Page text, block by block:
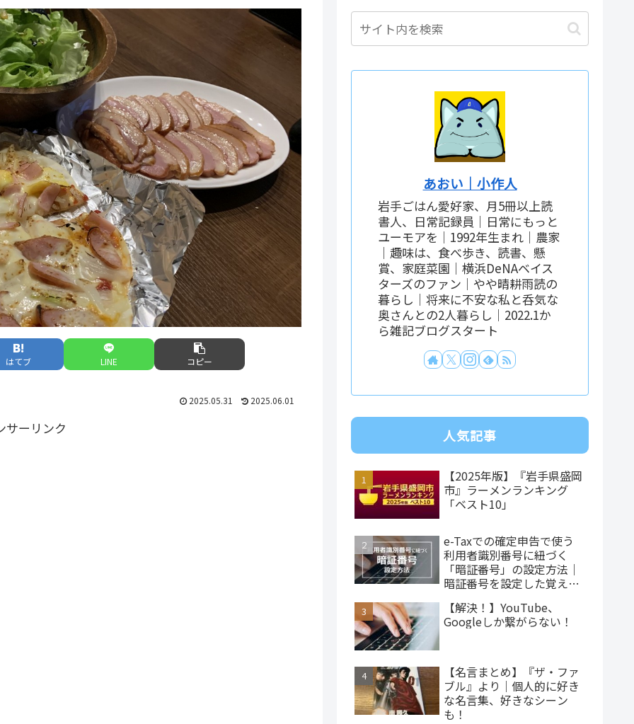
はてブ LINE コピー
2025.05.31 2025.06.01
サーリンク
あおい｜小作人
岩手ごはん愛好家、月5冊以上読
書人、日常記録員｜日常にもっと
ユーモアを｜1992年生まれ｜農家
｜趣味は、食べ歩き、読書、懸
賞、家庭菜園｜横浜DeNAベイス
ターズのファン｜やや晴耕雨読の
暮らし｜将来に不安な私と呑気な
奥さんとの2人暮らし｜2022.1か
ら雑記ブログスタート
人気記事
【2025年版】『岩手県盛岡
市』ラーメンランキング
「ベスト10」
e-Taxでの確定申告で使う
利用者識別番号に紐づく
「暗証番号」の設定方法｜
暗証番号を設定した覚えが
【解決！】YouTube、
Googleしか繋がらない！
【名言まとめ】『ザ・ファ
ブル』より｜個人的に好き
な名言集、好きなシーン
も！